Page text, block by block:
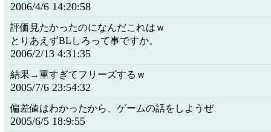
2006/4/6 14:20:58
評価見たかったのになんだこれはｗ
とりあえずBLしろって事ですか。
2006/2/13 4:31:35
結果→重すぎてフリーズするｗ
2005/7/6 23:54:32
偏差値はわかったから、ゲームの話をしようぜ
2005/6/5 18:9:55